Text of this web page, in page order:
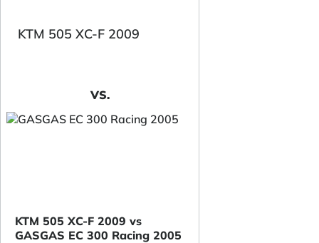
KTM 505 XC-F 2009
VS.
KTM 505 XC-F 2009 vs
GASGAS EC 300 Racing 2005